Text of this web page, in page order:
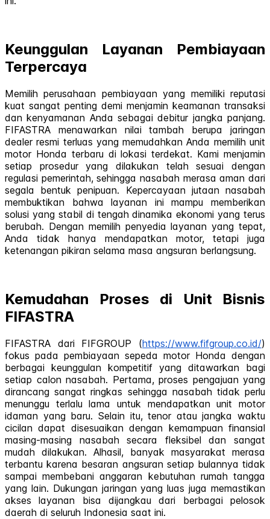
Keunggulan Layanan Pembiayaan
Terpercaya
Memilih perusahaan pembiayaan yang memiliki reputasi
kuat sangat penting demi menjamin keamanan transaksi
dan kenyamanan Anda sebagai debitur jangka panjang.
FIFASTRA menawarkan nilai tambah berupa jaringan
dealer resmi terluas yang memudahkan Anda memilih unit
motor Honda terbaru di lokasi terdekat. Kami menjamin
setiap prosedur yang dilakukan telah sesuai dengan
regulasi pemerintah, sehingga nasabah merasa aman dari
segala bentuk penipuan. Kepercayaan jutaan nasabah
membuktikan bahwa layanan ini mampu memberikan
solusi yang stabil di tengah dinamika ekonomi yang terus
berubah. Dengan memilih penyedia layanan yang tepat,
Anda tidak hanya mendapatkan motor, tetapi juga
ketenangan pikiran selama masa angsuran berlangsung.
Kemudahan Proses di Unit Bisnis
FIFASTRA
FIFASTRA dari FIFGROUP (https://www.fifgroup.co.id/)
fokus pada pembiayaan sepeda motor Honda dengan
berbagai keunggulan kompetitif yang ditawarkan bagi
setiap calon nasabah. Pertama, proses pengajuan yang
dirancang sangat ringkas sehingga nasabah tidak perlu
menunggu terlalu lama untuk mendapatkan unit motor
idaman yang baru. Selain itu, tenor atau jangka waktu
cicilan dapat disesuaikan dengan kemampuan finansial
masing-masing nasabah secara fleksibel dan sangat
mudah dilakukan. Alhasil, banyak masyarakat merasa
terbantu karena besaran angsuran setiap bulannya tidak
sampai membebani anggaran kebutuhan rumah tangga
yang lain. Dukungan jaringan yang luas juga memastikan
akses layanan bisa dijangkau dari berbagai pelosok
daerah di seluruh Indonesia saat ini.